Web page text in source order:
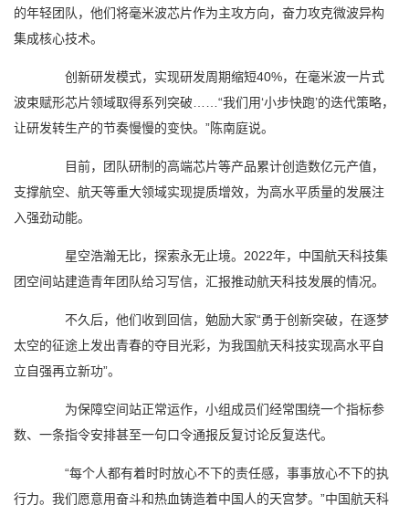
的年轻团队，他们将毫米波芯片作为主攻方向，奋力攻克微波异构
集成核心技术。
创新研发模式，实现研发周期缩短40%，在毫米波一片式
波束赋形芯片领域取得系列突破……“我们用‘小步快跑’的迭代策略，
让研发转生产的节奏慢慢的变快。”陈南庭说。
目前，团队研制的高端芯片等产品累计创造数亿元产值，
支撑航空、航天等重大领域实现提质增效，为高水平质量的发展注
入强劲动能。
星空浩瀚无比，探索永无止境。2022年，中国航天科技集
团空间站建造青年团队给习写信，汇报推动航天科技发展的情况。
不久后，他们收到回信，勉励大家“勇于创新突破，在逐梦
太空的征途上发出青春的夺目光彩，为我国航天科技实现高水平自
立自强再立新功”。
为保障空间站正常运作，小组成员们经常围绕一个指标参
数、一条指令安排甚至一句口令通报反复讨论反复迭代。
“每个人都有着时时放心不下的责任感，事事放心不下的执
行力。我们愿意用奋斗和热血铸造着中国人的天宫梦。”中国航天科